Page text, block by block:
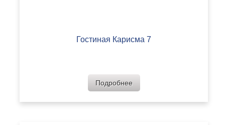
Гостиная Карисма 7
Подробнее